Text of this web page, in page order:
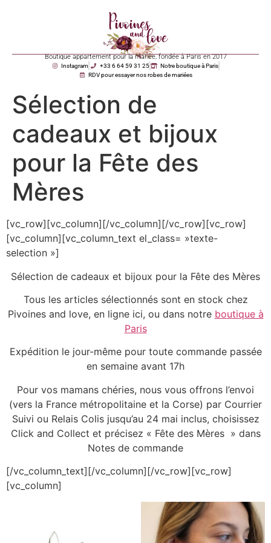
Boutique appartement pour la mariée, fondée à Paris en 2017
Instagram +33 6 64 59 31 25
Notre boutique à Paris
RDV pour essayer nos robes de mariées
Sélection de
cadeaux et bijoux
pour la Fête des
Mères
[vc_row][vc_column][/vc_column][/vc_row][vc_row]
[vc_column][vc_column_text el_class= »texte-
selection »]
Sélection de cadeaux et bijoux pour la Fête des Mères
Tous les articles sélectionnés sont en stock chez
Pivoines and love, en ligne ici, ou dans notre boutique à
Paris
Expédition le jour-même pour toute commande passée
en semaine avant 17h
Pour vos mamans chéries, nous vous offrons l’envoi
(vers la France métropolitaine et la Corse) par Courrier
Suivi ou Relais Colis jusqu’au 24 mai inclus, choisissez
Click and Collect et précisez « Fête des Mères » dans
Notes de commande
[/vc_column_text][/vc_column][/vc_row][vc_row]
[vc_column]